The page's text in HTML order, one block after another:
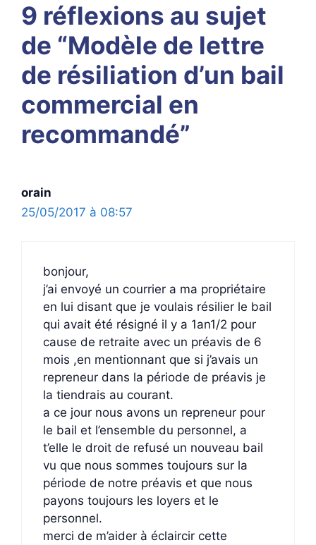
9 réflexions au sujet
de “Modèle de lettre
de résiliation d’un bail
commercial en
recommandé”
orain
25/05/2017 à 08:57
bonjour,
j’ai envoyé un courrier a ma propriétaire
en lui disant que je voulais résilier le bail
qui avait été résigné il y a 1an1/2 pour
cause de retraite avec un préavis de 6
mois ,en mentionnant que si j’avais un
repreneur dans la période de préavis je
la tiendrais au courant.
a ce jour nous avons un repreneur pour
le bail et l’ensemble du personnel, a
t’elle le droit de refusé un nouveau bail
vu que nous sommes toujours sur la
période de notre préavis et que nous
payons toujours les loyers et le
personnel.
merci de m’aider à éclaircir cette